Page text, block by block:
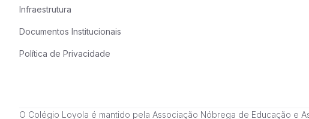
Infraestrutura
Documentos Institucionais
Política de Privacidade
O Colégio Loyola é mantido pela Associação Nóbrega de Educação e